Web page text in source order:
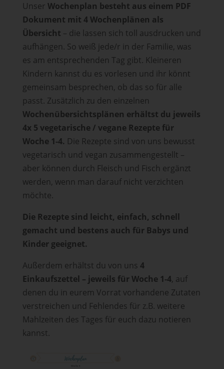
Unser Wochenplan besteht aus einem PDF
Dokument mit 4 Wochenplänen als
Übersicht – die lassen sich toll ausdrucken und
aufhängen. So weiß jede/r in der Familie, was
es am entsprechenden Tag gibt. Kleineren
Kindern kannst du es vorlesen und ihr könnt
gemeinsam besprechen, ob das so für alle
passt. Zusätzlich zu den einzelnen
Wochenübersichtsplänen erhältst du jeweils
4x 5 vegetarische / vegane Rezepte für
Woche 1-4. Die Rezepte sind von uns bewusst
vegetarisch und vegan zusammengestellt –
aber können durch Fleisch und Fisch ergänzt
werden, wenn man darauf nicht verzichten
möchte.
Die Rezepte sind leicht, einfach, schnell
gemacht und bestens auch für Babys und
Kinder geeignet.
Außerdem erhältst du von uns 4
Einkaufszettel – jeweils für Woche 1-4, auf
denen du in eurem Vorrat vorhandene Zutaten
verstreichen und Fehlendes für z.B. weitere
Mahlzeiten des Tages für euch dazu notieren
kannst.